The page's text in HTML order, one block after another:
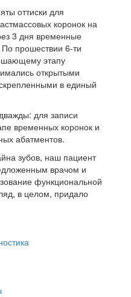
оттиски для
коронок на
3 дня временные
прошествии 6-ти
этапу
открытыми
в единый
для записи
временных коронок и
абатментов.
зубов, наш пациент
врачом и
функциональной
в целом, придало